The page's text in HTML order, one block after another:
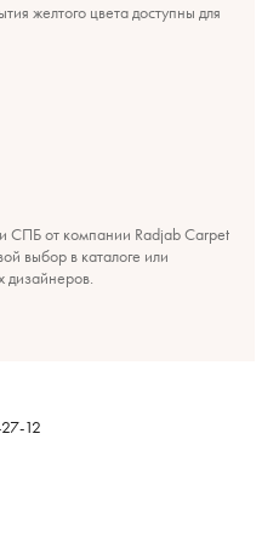
желтого цвета доступны для
СПБ от компании Radjab Carpet
выбор в каталоге или
дизайнеров.
12